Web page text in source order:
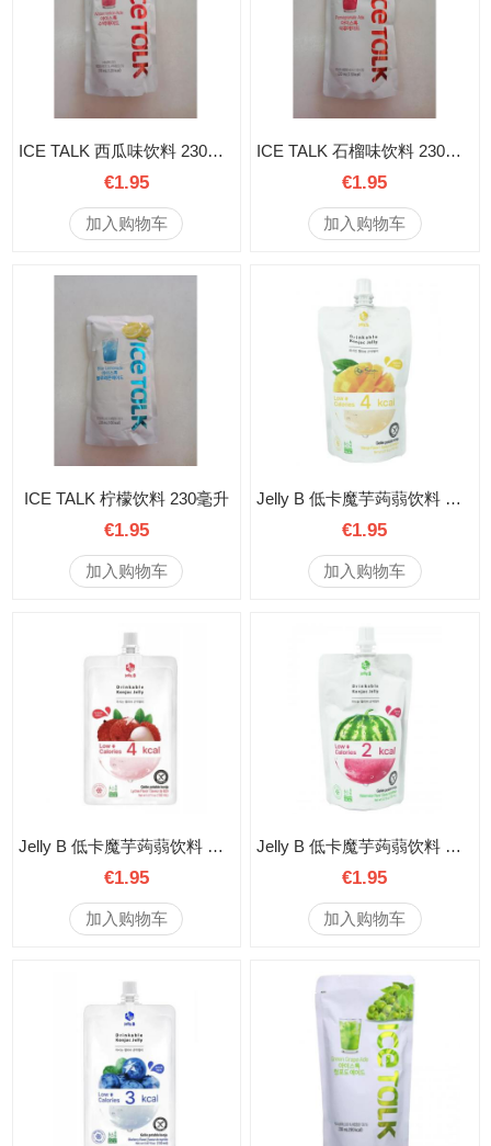
ICE TALK 西瓜味饮料 230毫升
€1.95
加入购物车
ICE TALK 石榴味饮料 230毫升
€1.95
加入购物车
ICE TALK 柠檬饮料 230毫升
€1.95
加入购物车
Jelly B 低卡魔芋蒟蒻饮料 芒果味 150毫升
€1.95
加入购物车
Jelly B 低卡魔芋蒟蒻饮料 荔枝味 150毫升
€1.95
加入购物车
Jelly B 低卡魔芋蒟蒻饮料 西瓜味 150毫升
€1.95
加入购物车